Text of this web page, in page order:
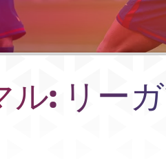
ル: リー